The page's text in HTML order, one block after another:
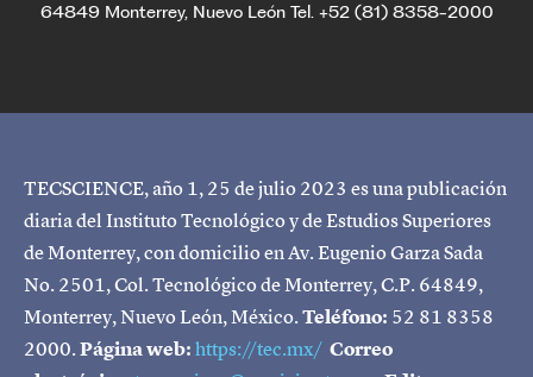
64849 Monterrey, Nuevo León Tel. +52 (81) 8358-2000
TECSCIENCE, año 1, 25 de julio 2023 es una publicación
diaria del Instituto Tecnológico y de Estudios Superiores
de Monterrey, con domicilio en Av. Eugenio Garza Sada
No. 2501, Col. Tecnológico de Monterrey, C.P. 64849,
Monterrey, Nuevo León, México.Teléfono: 52 81 8358
2000.Página web:https://tec.mx/ Correo